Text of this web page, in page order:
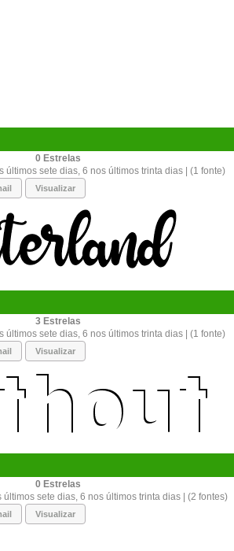
0
últimos sete dias, 6 nos últimos trinta dias | (1 fonte)
Visualizar
3
últimos sete dias, 6 nos últimos trinta dias | (1 fonte)
Visualizar
0
sete dias, 6 nos últimos trinta dias | (2 fontes)
Visualizar